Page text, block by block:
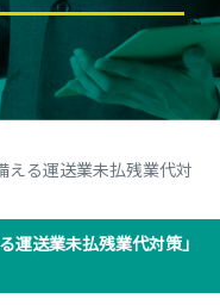
える運送業未払残業代対
運送業未払残業代対策」